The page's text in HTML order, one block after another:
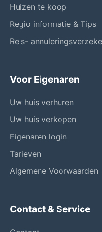
Huizen te koop
Regio informatie & Tips
Reis-
Voor Eigenaren
Uw huis verhuren
Uw huis verkopen
Eigenaren login
Tarieven
Algemene Voorwaarden
Contact & Service